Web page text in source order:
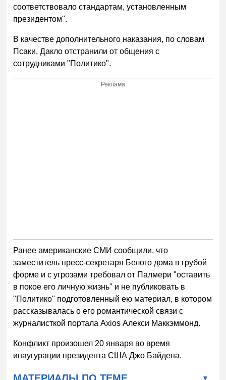
соответствовало стандартам, установленным
президентом".
В качестве дополнительного наказания, по словам
Псаки, Дакло отстранили от общения с
сотрудниками "Политико".
Реклама
Ранее американские СМИ сообщили, что
заместитель пресс-секретаря Белого дома в грубой
форме и с угрозами требовал от Палмери "оставить
в покое его личную жизнь" и не публиковать в
"Политико" подготовленный ею материал, в котором
рассказывалась о его романтической связи с
журналисткой портала Axios Алекси Маккэммонд.
Конфликт произошел 20 января во время
инаугурации президента США Джо Байдена.